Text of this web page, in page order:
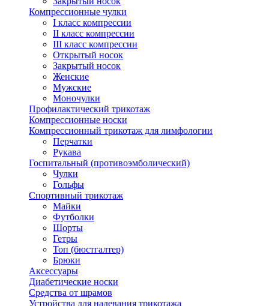
Компрессионные чулки
I класс компрессии
II класс компрессии
III класс компрессии
Открытый носок
Закрытый носок
Женские
Мужские
Моночулки
Профилактический трикотаж
Компрессионные носки
Компрессионный трикотаж для лимфологии
Перчатки
Рукава
Госпитальный (противоэмболический)
Чулки
Гольфы
Спортивный трикотаж
Майки
Футболки
Шорты
Гетры
Топ (бюстгалтер)
Брюки
Аксессуары
Диабетические носки
Средства от шрамов
Устройства для надевания трикотажа